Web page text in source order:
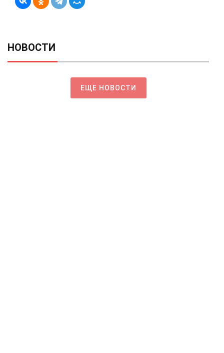
НОВОСТИ
ЕЩЕ НОВОСТИ